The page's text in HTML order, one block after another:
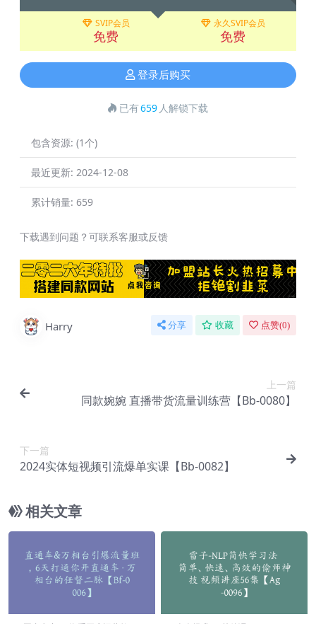
SVIP会员
免费
永久SVIP会员
免费
登录后购买
已有659 人解锁下载
包含资源: (1个)
最近更新: 2024-12-08
累计销量: 659
下载遇到问题？可联系客服或反馈
Harry 分享 收藏 点赞(0)
上一篇
同款婉婉 直播带货流量训练营【Bb-0080】
下一篇
2024实体短视频引流爆单实课【Bb-0082】
相关文章